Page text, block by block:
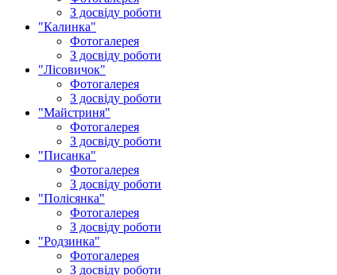
З досвіду роботи
"Калинка"
Фотогалерея
З досвіду роботи
"Лісовичок"
Фотогалерея
З досвіду роботи
"Майстриня"
Фотогалерея
З досвіду роботи
"Писанка"
Фотогалерея
З досвіду роботи
"Полісянка"
Фотогалерея
З досвіду роботи
"Родзинка"
Фотогалерея
З досвіду роботи